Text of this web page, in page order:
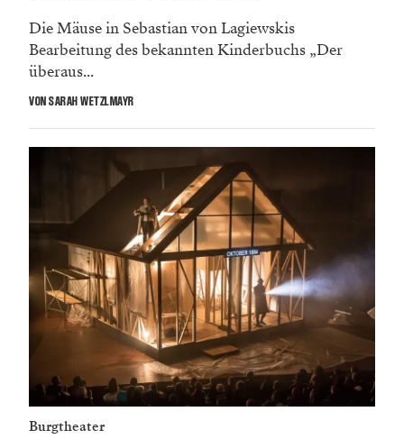
Die Mäuse in Sebastian von Lagiewskis
Bearbeitung des bekannten Kinderbuchs „Der
überaus...
VON SARAH WETZLMAYR
Burgtheater